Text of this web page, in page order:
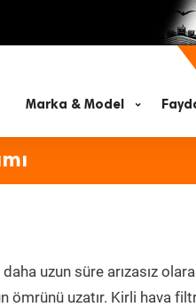
Marka & Model
daha uzun süre arızasız
ömrünü uzatır. Kirli hava